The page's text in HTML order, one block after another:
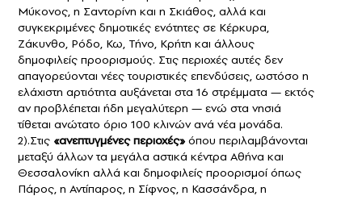
Μύκονος, η Σαντορίνη και η Σκιάθος, αλλά και
συγκεκριμένες δημοτικές ενότητες σε Κέρκυρα,
Ζάκυνθο, Ρόδο, Κω, Τήνο, Κρήτη και άλλους
δημοφιλείς προορισμούς. Στις περιοχές αυτές δεν
απαγορεύονται νέες τουριστικές επενδύσεις, ωστόσο η
ελάχιστη αρτιότητα αυξάνεται στα 16 στρέμματα — εκτός
αν προβλέπεται ήδη μεγαλύτερη — ενώ στα νησιά
τίθεται ανώτατο όριο 100 κλινών ανά νέα μονάδα.
2).Στις «ανεπτυγμένες περιοχές» όπου περιλαμβάνονται
μεταξύ άλλων τα μεγάλα αστικά κέντρα Αθήνα και
Θεσσαλονίκη αλλά και δημοφιλείς προορισμοί όπως
Πάρος, η Αντίπαρος, η Σίφνος, η Κασσάνδρα, η